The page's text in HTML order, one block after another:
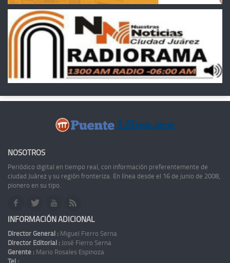
NOSOTROS
Periódico digital en tiempo real, con información preferentemente de
ciudad Juárez y su región fronteriza. En línea desde el 16 de junio de 2008,
pionero en su tipo.
INFORMACIÓN ADICIONAL
Director General : Miguel Fierro Serna
Director Editorial : José Fierro Serna
Gerente : Mario Rosales Espinoza
Tel :